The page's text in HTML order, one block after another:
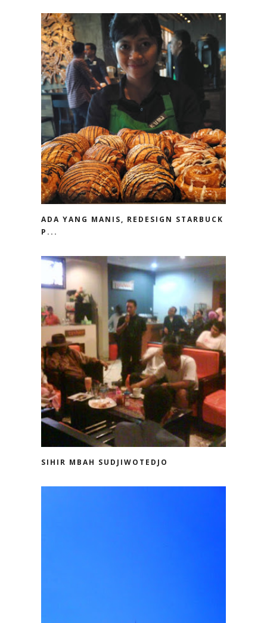
ADA YANG MANIS, REDESIGN STARBUCK
P...
SIHIR MBAH SUDJIWOTEDJO